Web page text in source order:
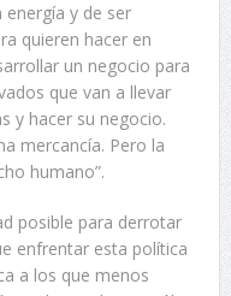
energía y de ser
quieren hacer en
un negocio para
que van a llevar
y hacer su negocio.
mercancía. Pero la
humano”.
posible para derrotar
enfrentar esta política
a los que menos